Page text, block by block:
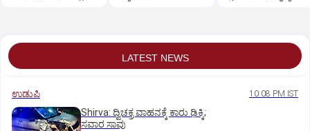
LATEST NEWS
ಉಡುಪಿ 10:08 PM IST
Shirva: ದ್ವಿಚಕ್ರ ವಾಹನಕ್ಕೆ ಕಾರು ಢಿಕ್ಕಿ;
ಸವಾರ ಸಾವು